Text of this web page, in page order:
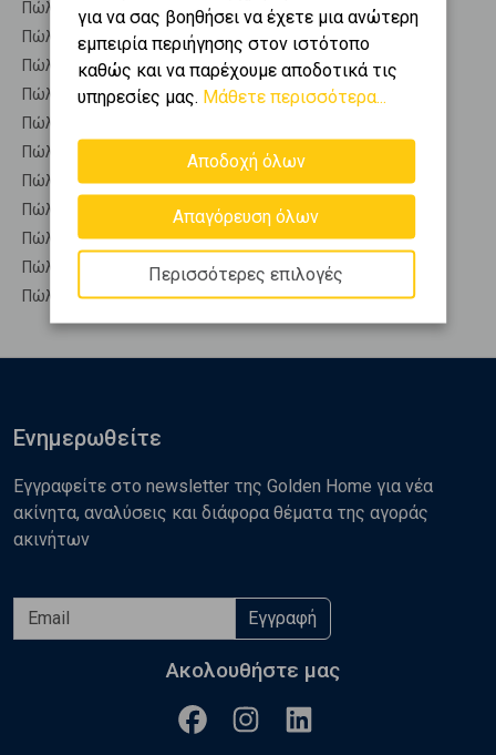
Πώληση Μεζονέτες (ανεξάρτητη) ΑΡΤΕΜΙΣΙΟ - Καστρί
Πώληση Μεζονέτες (εφαπτόμενη) ΑΡΤΕΜΙΣΙΟ - Καστρί
Πώληση Μονοκατοικίες ΑΡΤΕΜΙΣΙΟ - Καστρί
Πώληση Οικίες ΑΡΤΕΜΙΣΙΟ - Καστρί
Πώληση Οροφοδιαμερίσματα ΑΡΤΕΜΙΣΙΟ - Καστρί
Πώληση Οροφομεζονέτες ΑΡΤΕΜΙΣΙΟ - Καστρί
Πώληση Ρετιρέ ΑΡΤΕΜΙΣΙΟ - Καστρί
Πώληση Συγκροτήματα κατοικιών ΑΡΤΕΜΙΣΙΟ - Καστρί
Πώληση Υπόγεια ΑΡΤΕΜΙΣΙΟ - Καστρί
Πώληση Υπόσκαφα ΑΡΤΕΜΙΣΙΟ - Καστρί
Πώληση Υπολ. υψουν ΑΡΤΕΜΙΣΙΟ - Καστρί
για να σας βοηθήσει να έχετε μια ανώτερη
εμπειρία περιήγησης στον ιστότοπο
καθώς και να παρέχουμε αποδοτικά τις
υπηρεσίες μας. Μάθετε περισσότερα...
Αποδοχή όλων
Απαγόρευση όλων
Περισσότερες επιλογές
Ενημερωθείτε
Εγγραφείτε στο newsletter της Golden Home για νέα
ακίνητα, αναλύσεις και διάφορα θέματα της αγοράς
ακινήτων
Εγγραφή
Ακολουθήστε μας